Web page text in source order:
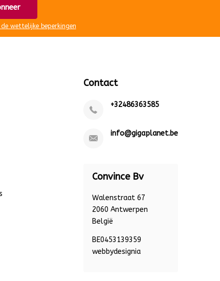
de wettelijke beperkingen
Contact
+32486363585
info@gigaplanet.be
Convince Bv
Walenstraat 67
2060 Antwerpen
België
BE0453139359
webbydesignia